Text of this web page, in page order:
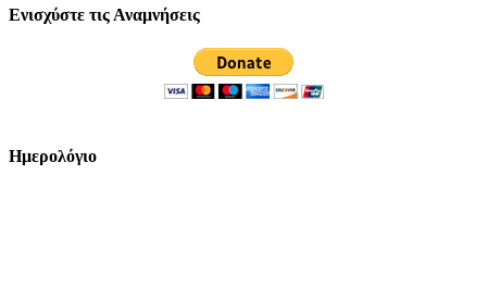
Ενισχύστε τις Αναμνήσεις
Ημερολόγιο